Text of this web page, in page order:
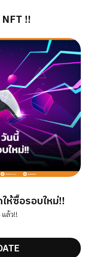
!!
ห้ซื้อรอบใหม่!!
แล้ว!!